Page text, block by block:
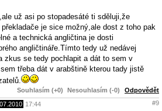
už asi po stopadesáté ti sděluji,že
je sice možný,ale dost z toho pak
a technická angličtina je dosti
angličtináře.Tímto tedy už nedávej
zkus se tedy pochlapit a dát to sem v
třeba dát v arabštině kterou tady jistě
Souhlasím (+0) Nesouhlasím (-0) Odpovědět
17:44 #9